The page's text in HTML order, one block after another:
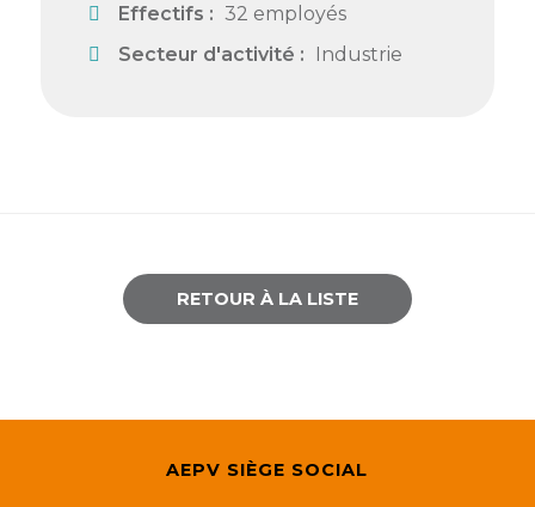
salons
Projets
Effectifs : 32 employés
Secteur d'activité : Industrie
RETOUR À LA LISTE
AEPV SIÈGE SOCIAL